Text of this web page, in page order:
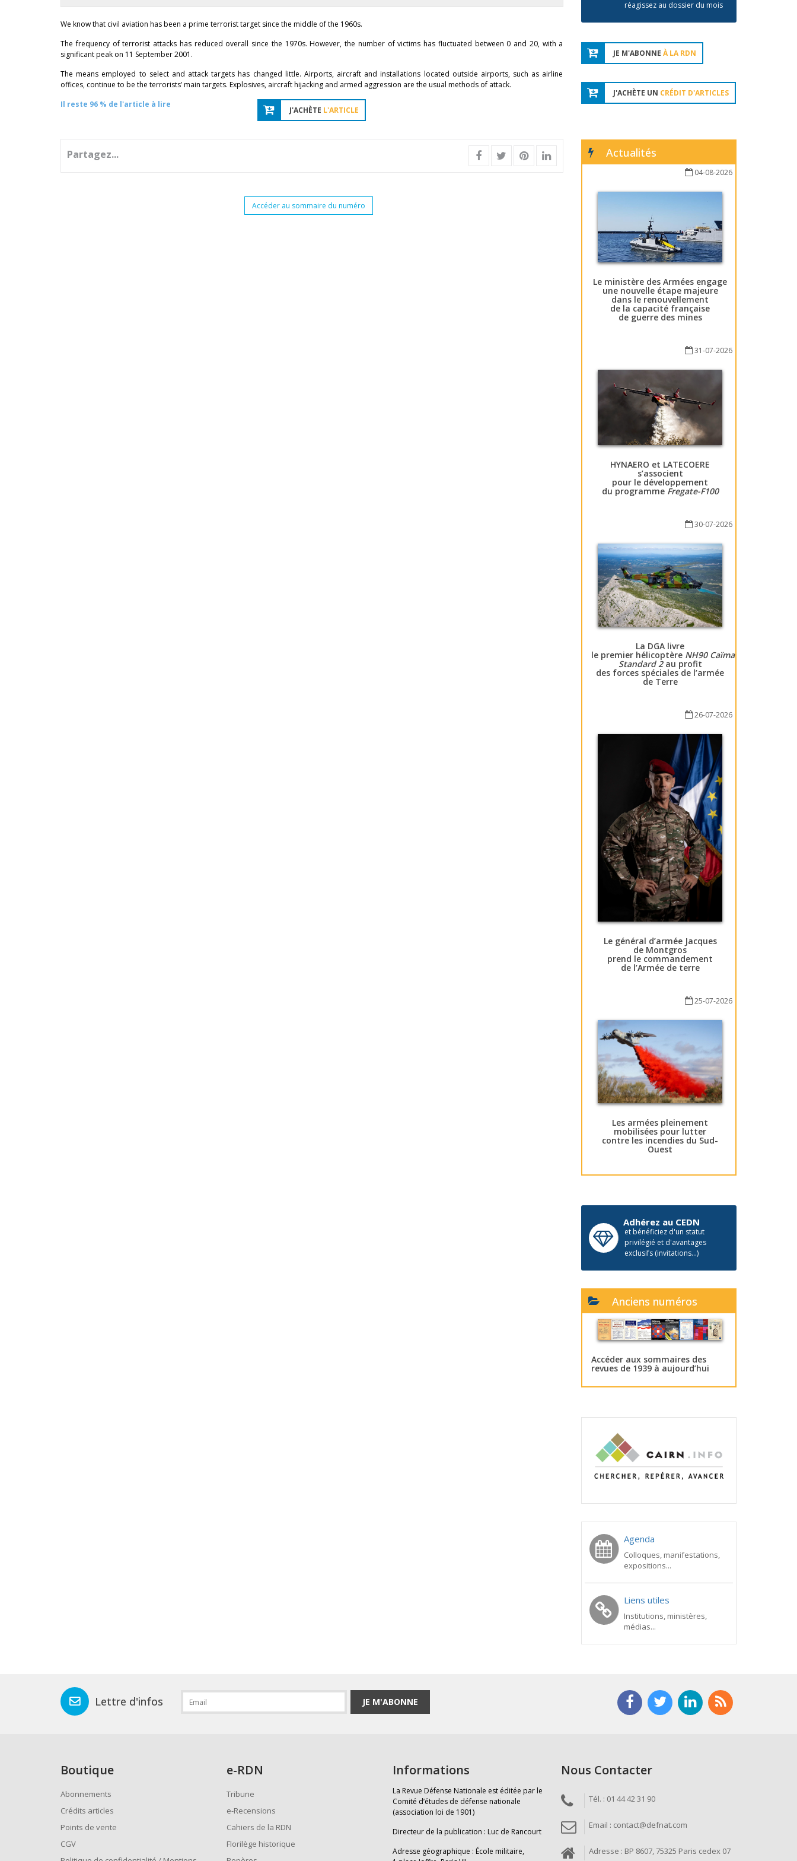
We know that civil aviation has been a prime terrorist target since the middle of the 1960s.
The frequency of terrorist attacks has reduced overall since the 1970s. However, the number of victims has fluctuated between 0 and 20, with a
significant peak on 11 September 2001.
The means employed to select and attack targets has changed little. Airports, aircraft and installations located outside airports, such as airline
offices, continue to be the terrorists’ main targets. Explosives, aircraft hijacking and armed aggression are the usual methods of attack.
Il reste 96 % de l'article à lire
J'ACHÈTE L'ARTICLE
Partagez...
Accéder au sommaire du numéro
réagissez au dossier du mois
JE M'ABONNE À LA RDN
J'ACHÈTE UN CRÉDIT D'ARTICLES
Actualités
04-08-2026
Le ministère des Armées engage
une nouvelle étape majeure
dans le renouvellement
de la capacité française
de guerre des mines
31-07-2026
HYNAERO et LATECOERE
s’associent
pour le développement
du programme Fregate-F100
30-07-2026
La DGA livre
le premier hélicoptère NH90 Caïman
Standard 2au profit
des forces spéciales de l’armée
de Terre
26-07-2026
Le général d’armée Jacques
de Montgros
prend le commandement
de l’Armée de terre
25-07-2026
Les armées pleinement
mobilisées pour lutter
contre les incendies du Sud-
Ouest
Adhérez au CEDN
et bénéficiez d'un statut
privilégié et d'avantages
exclusifs (invitations...)
Anciens numéros
Accéder aux sommaires des
revues de 1939 à aujourd’hui
Agenda
Colloques, manifestations,
expositions...
Liens utiles
Institutions, ministères,
médias...
Lettre d'infos JE M'ABONNE
Boutique
Abonnements
Crédits articles
Points de vente
CGV
e-RDN
Tribune
e-Recensions
Cahiers de la RDN
Florilège historique
Informations
La Revue Défense Nationale est éditée par le
Comité d’études de défense nationale
(association loi de 1901)
Directeur de la publication : Luc de Rancourt
Adresse géographique : École militaire,
Nous Contacter
Tél. : 01 44 42 31 90
Email : contact@defnat.com
Adresse : BP 8607, 75325 Paris cedex 07